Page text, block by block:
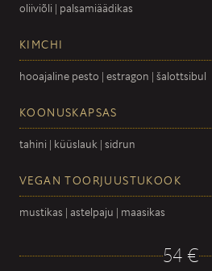
oliiviõli | palsamiäädikas
KIMCHI
hooajaline pesto | estragon | šalottsibul
KOONUSKAPSAS
tahini | küüslauk | sidrun
VEGAN TOORJUUSTUKOOK
mustikas | astelpaju | maasikas
54 €